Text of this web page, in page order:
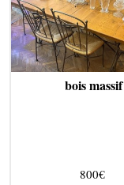
bois massif
800€